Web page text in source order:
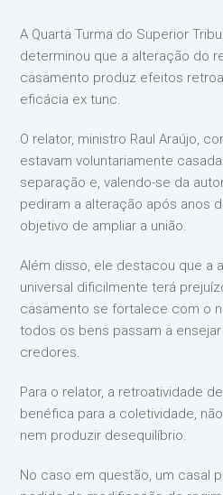
A Quarta Turma do Superior
determinou que a alteração do
casamento produz efeitos
eficácia ex tunc.
O relator, ministro Raul Araújo,
estavam voluntariamente
separação e, valendo-se da
pediram a alteração após anos
objetivo de ampliar a união.
Além disso, ele destacou que a
universal dificilmente terá
casamento se fortalece com o
todos os bens passam a
credores.
Para o relator, a retroatividade
benéfica para a coletividade,
nem produzir desequilíbrio.
No caso em questão, um casal